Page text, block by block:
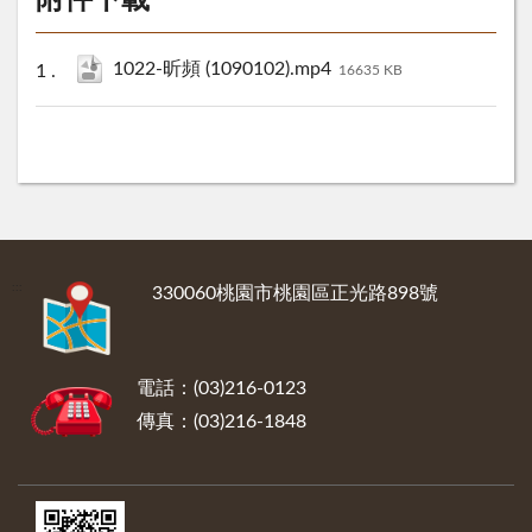
1022-昕頻 (1090102).mp4 16635 KB
330060桃園市桃園區正光路898號
電話：(03)216-0123
傳真：(03)216-1848